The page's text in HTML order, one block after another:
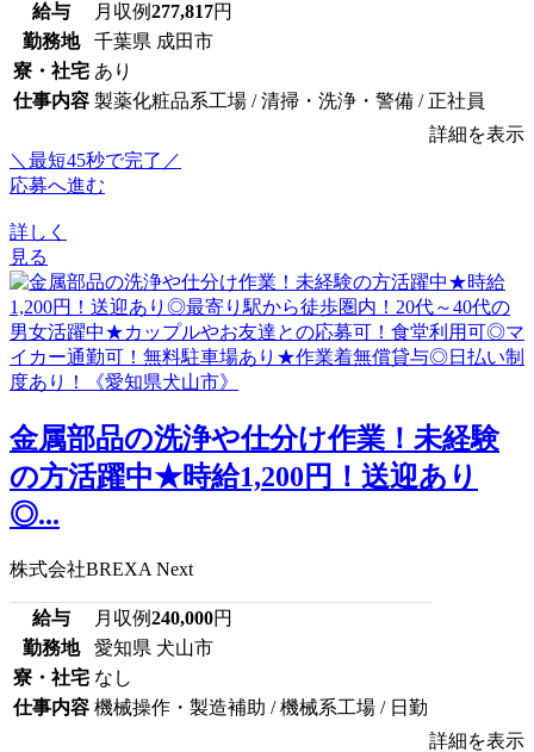
給与 月収例277,817円
勤務地
千葉県 成田市
寮・社宅 あり
仕事内容 製薬化粧品系工場 / 清掃・洗浄・警備 / 正社員
詳細を表示
＼最短45秒で完了／
応募へ進む
詳しく
見る
金属部品の洗浄や仕分け作業！未経験
の方活躍中★時給1,200円！送迎あり
◎...
株式会社BREXA Next
給与 月収例240,000円
勤務地
愛知県 犬山市
寮・社宅 なし
仕事内容 機械操作・製造補助 / 機械系工場 / 日勤
詳細を表示